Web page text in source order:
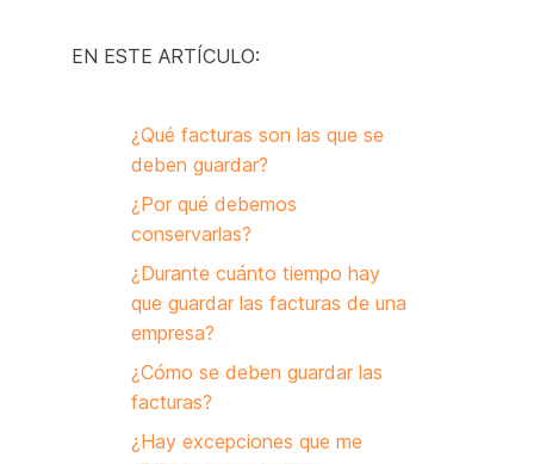
EN ESTE ARTÍCULO:
¿Qué facturas son las que se
deben guardar?
¿Por qué debemos
conservarlas?
¿Durante cuánto tiempo hay
que guardar las facturas de una
empresa?
¿Cómo se deben guardar las
facturas?
¿Hay excepciones que me